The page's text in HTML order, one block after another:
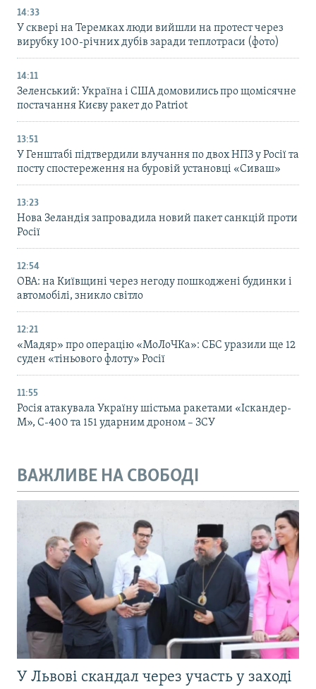
14:33
У сквері на Теремках люди вийшли на протест через
вирубку 100-річних дубів заради теплотраси (фото)
14:11
Зеленський: Україна і США домовились про щомісячне
постачання Києву ракет до Patriot
13:51
У Генштабі підтвердили влучання по двох НПЗ у Росії та
посту спостереження на буровій установці «Сиваш»
13:23
Нова Зеландія запровадила новий пакет санкцій проти
Росії
12:54
ОВА: на Київщині через негоду пошкоджені будинки і
автомобілі, зникло світло
12:21
«Мадяр» про операцію «МоЛоЧКа»: СБС уразили ще 12
суден «тіньового флоту» Росії
11:55
Росія атакувала Україну шістьма ракетами «Іскандер-
М», С-400 та 151 ударним дроном – ЗСУ
ВАЖЛИВЕ НА СВОБОДІ
У Львові скандал через участь у заході